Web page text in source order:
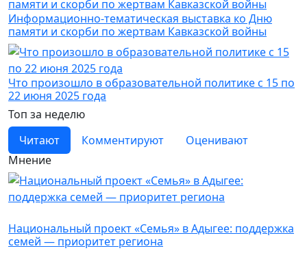
Информационно-тематическая выставка ко Дню
памяти и скорби по жертвам Кавказской войны
Что произошло в образовательной политике с 15 по
22 июня 2025 года
Топ за неделю
Читают
Комментируют
Оценивают
Мнение
Национальный проект «Семья» в Адыгее: поддержка
семей — приоритет региона